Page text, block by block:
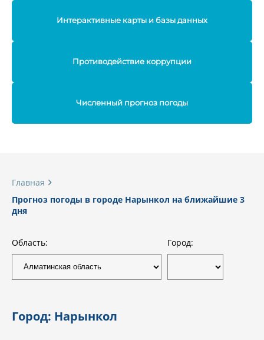
Интерактивные карты и базы данных
Противодействие коррупции
Численный прогноз погоды
Главная
Прогноз погоды в городе Нарынкол на ближайшие 3
дня
Область: Город:
Город: Нарынкол